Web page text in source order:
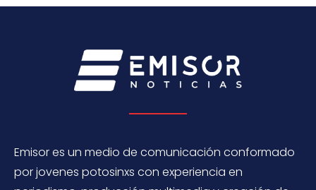
Emisor es un medio de comunicación conformado
por jovenes potosinxs con experiencia en